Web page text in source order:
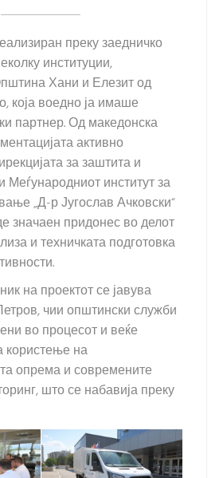
преку заедничко
институции,
Хани и Елезит од
која воедно ја имаше
партнер. Од македонска
активно
за заштита и
Меѓународниот институт за
„Д-р Југослав Ачковски“
значаен придонес во делот
и техничката подготовка
на проектот се јавува
чии општински служби
во процесот и веќе
користење на
опрема и современите
што се набавија преку